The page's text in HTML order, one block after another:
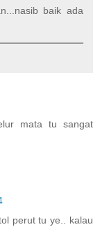
baik ada
mata tu sangat
perut tu ye.. kalau